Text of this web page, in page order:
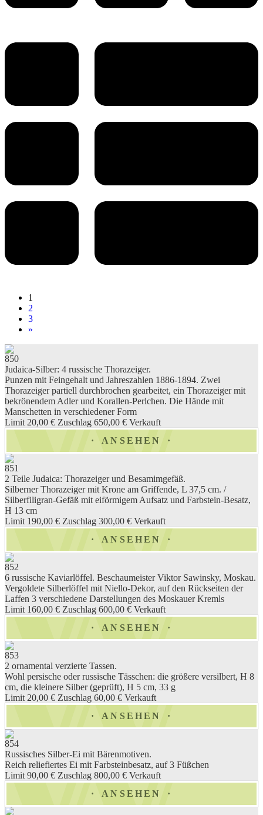
1
2
3
»
850
Judaica-Silber: 4 russische Thorazeiger.
Punzen mit Feingehalt und Jahreszahlen 1886-1894. Zwei
Thorazeiger partiell durchbrochen gearbeitet, ein Thorazeiger mit
bekrönendem Adler und Korallen-Perlchen. Die Hände mit
Manschetten in verschiedener Form
Limit 20,00 € Zuschlag 650,00 € Verkauft
ANSEHEN
851
2 Teile Judaica: Thorazeiger und Besamimgefäß.
Silberner Thorazeiger mit Krone am Griffende, L 37,5 cm. /
Silberfiligran-Gefäß mit eiförmigem Aufsatz und Farbstein-Besatz,
H 13 cm
Limit 190,00 € Zuschlag 300,00 € Verkauft
ANSEHEN
852
6 russische Kaviarlöffel. Beschaumeister Viktor Sawinsky, Moskau.
Vergoldete Silberlöffel mit Niello-Dekor, auf den Rückseiten der
Laffen 3 verschiedene Darstellungen des Moskauer Kremls
Limit 160,00 € Zuschlag 600,00 € Verkauft
ANSEHEN
853
2 ornamental verzierte Tassen.
Wohl persische oder russische Tässchen: die größere versilbert, H 8
cm, die kleinere Silber (geprüft), H 5 cm, 33 g
Limit 20,00 € Zuschlag 60,00 € Verkauft
ANSEHEN
854
Russisches Silber-Ei mit Bärenmotiven.
Reich reliefiertes Ei mit Farbsteinbesatz, auf 3 Füßchen
Limit 90,00 € Zuschlag 800,00 € Verkauft
ANSEHEN